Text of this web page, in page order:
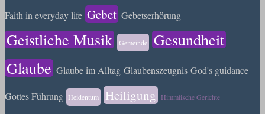
Faith in everyday life Gebet Gebetserhörung
Geistliche Musik Gemeinde
Gesundheit
Glaube Glaube im Alltag Glaubenszeugnis God's guidance
Gottes Führung Heidentum Heiligung Himmlische Gerichte